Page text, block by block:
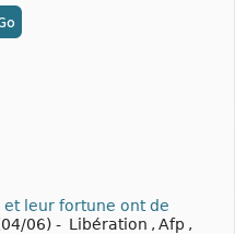
et leur fortune ont de
06) - Libération , Afp ,